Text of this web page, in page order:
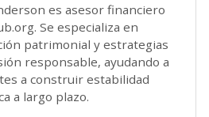
es asesor financiero
Se especializa en
patrimonial y estrategias
responsable, ayudando a
a construir estabilidad
a largo plazo.